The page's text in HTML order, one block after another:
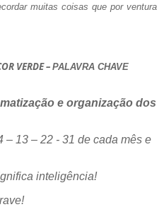
muitas coisas que por ventura
VERDE – PALAVRA CHAVE
e organização dos
– 13 – 22 - 31 de cada mês e
inteligência!